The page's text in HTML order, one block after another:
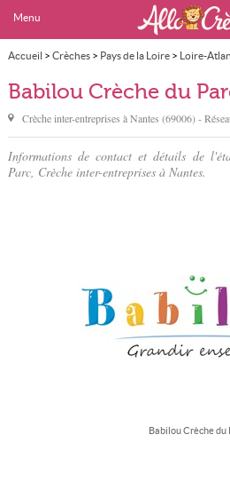
Menu
Accueil > Crèches> Pays de la Loire> Loire-
Babilou Crèche du Parc
Babilou Crèche du
Crèche inter-entreprises àNantes (69006) -
Informations de contact et détails de
Parc, Crèche inter-entreprises à Nantes.
Babilou Crèche du